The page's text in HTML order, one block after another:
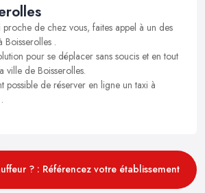
de chez vous, faites appel à un des
Boisserolles .
pour se déplacer sans soucis et en tout
ville de Boisserolles.
possible de réserver en ligne un taxi à
? : Référencez votre établissement